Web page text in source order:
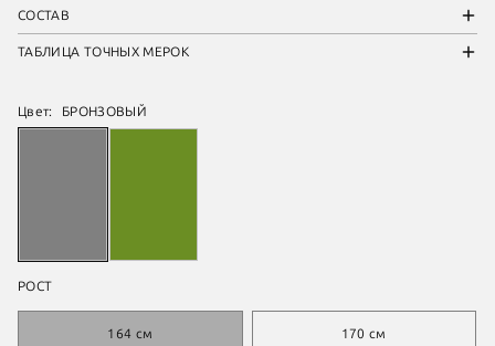
СОСТАВ
ТАБЛИЦА ТОЧНЫХ МЕРОК
Цвет: БРОНЗОВЫЙ
РОСТ
164 см 170 см